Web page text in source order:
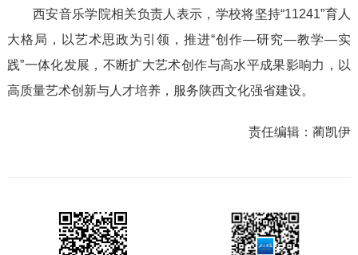
西安音乐学院相关负责人表示，学校将坚持“11241”育人
大格局，以艺术思政为引领，推进“创作—研究—教学—实
践”一体化发展，不断扩大艺术创作与高水平成果影响力，以
高质量艺术创新与人才培养，服务陕西文化强省建设。
责任编辑：蔺凯伊